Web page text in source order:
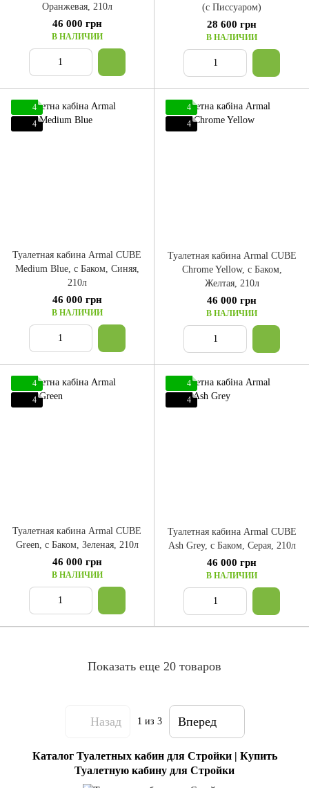
Оранжевая, 210л
46 000 грн
В НАЛИЧИИ
(с Писсуаром)
28 600 грн
В НАЛИЧИИ
4
4
Туалетная кабина Armal CUBE
Medium Blue, с Баком, Синяя,
210л
46 000 грн
В НАЛИЧИИ
4
4
Туалетная кабина Armal CUBE
Chrome Yellow, с Баком,
Желтая, 210л
46 000 грн
В НАЛИЧИИ
4
4
Туалетная кабина Armal CUBE
Green, с Баком, Зеленая, 210л
46 000 грн
В НАЛИЧИИ
4
4
Туалетная кабина Armal CUBE
Ash Grey, с Баком, Серая, 210л
46 000 грн
В НАЛИЧИИ
Показать еще 20 товаров
Назад 1 из 3 Вперед
Каталог Туалетных кабин для Стройки | Купить
Туалетную кабину для Стройки